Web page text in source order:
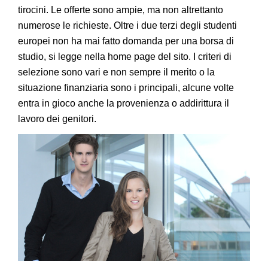
tirocini. Le offerte sono ampie, ma non altrettanto
numerose le richieste. Oltre i due terzi degli studenti
europei non ha mai fatto domanda per una borsa di
studio, si legge nella home page del sito. I criteri di
selezione sono vari e non sempre il merito o la
situazione finanziaria sono i principali, alcune volte
entra in gioco anche la provenienza o addirittura il
lavoro dei genitori.